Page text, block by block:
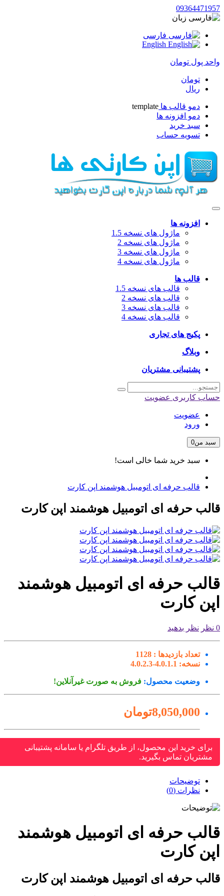
زبان
فارسی
English
پول تومان
تومان
ریال
دمو قالب ها template
دمو افزونه ها
سبد خرید
تسویه حساب
افزونه ها
ماژول های نسخه 1.5
ماژول های نسخه 2
ماژول های نسخه 3
ماژول های نسخه 4
قالب ها
قالب های نسخه 1.5
قالب های نسخه 2
قالب های نسخه 3
قالب های نسخه 4
پکیج های تجاری
وبلاگ
پشتیبانی مشتریان
کاربری عضویت
عضویت
ورود
من0
سبد خرید شما خالی است!
قالب حرفه ای اتومبیل هوشمند اپن کارت
حرفه ای اتومبیل هوشمند اپن کارت
حرفه ای اتومبیل هوشمند
کارت
نظر بدهید
تعداد بازدیدها : 1128
نسخه: 4.0.1.1-4.0.2.3
وضعیت محصول:فروش به صورت غیرآنلاین!
8,050,000تومان
برای خرید این محصول، از طریق تلگرام یا سامانه پشتیبانی
مشتریان تماس بگیرید.
توضیحات
نظرات (0)
حرفه ای اتومبیل هوشمند
کارت
حرفه ای اتومبیل هوشمند اپن کارت